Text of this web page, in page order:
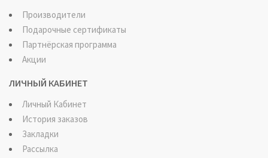
Производители
Подарочные сертификаты
Партнёрская программа
Акции
ЛИЧНЫЙ КАБИНЕТ
Личный Кабинет
История заказов
Закладки
Рассылка